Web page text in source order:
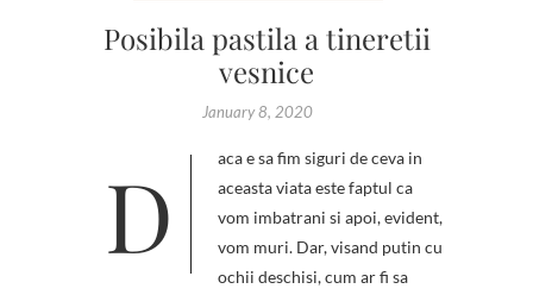
Posibila pastila a tineretii
vesnice
January 8, 2020
Daca e sa fim siguri de ceva in
aceasta viata este faptul ca
vom imbatrani si apoi, evident,
vom muri. Dar, visand putin cu
ochii deschisi, cum ar fi sa